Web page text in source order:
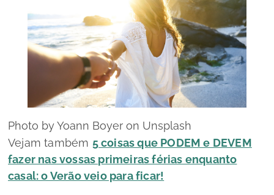
Photo by Yoann Boyer on Unsplash
Vejam também 5 coisas que PODEM e DEVEM
fazer nas vossas primeiras férias enquanto
casal: o Verão veio para ficar!